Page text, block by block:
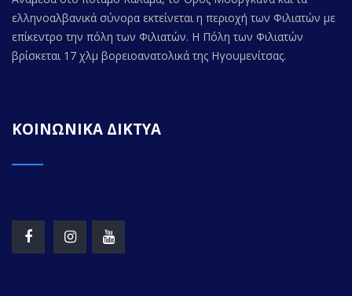
ελληνοαλβανικά σύνορα εκτείνεται η περιοχή των Φιλιατών με
επίκεντρο την πόλη των Φιλιατών. Η Πόλη των Φιλιατών
βρίσκεται 17 χλμ βορειοανατολικά της Ηγουμενίτσας.
ΚΟΙΝΩΝΙΚΑ ΔΙΚΤΥΑ